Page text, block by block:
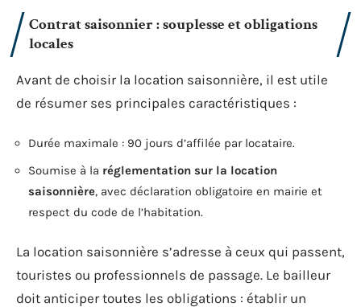
Contrat saisonnier : souplesse et obligations
locales
Avant de choisir la location saisonnière, il est utile
de résumer ses principales caractéristiques :
Durée maximale : 90 jours d’affilée par locataire.
Soumise à la réglementation sur la location
saisonnière, avec déclaration obligatoire en mairie et
respect du code de l’habitation.
La location saisonnière s’adresse à ceux qui passent,
touristes ou professionnels de passage. Le bailleur
doit anticiper toutes les obligations : établir un